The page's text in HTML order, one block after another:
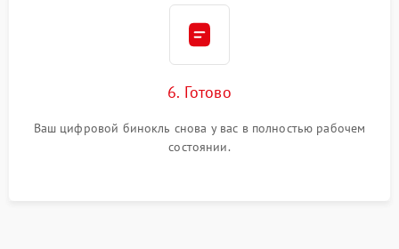
6. Готово
Ваш цифровой бинокль снова у вас в полностью рабочем
состоянии.